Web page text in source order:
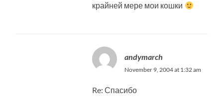
крайней мере мои кошки
andymarch
November 9, 2004 at 1:32 am
Re: Спасибо